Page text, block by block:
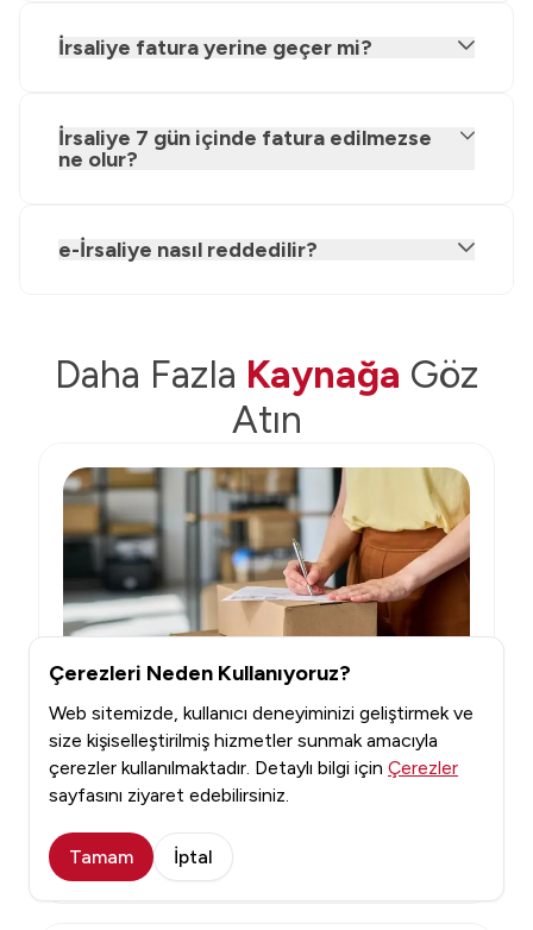
Çerezleri Neden Kullanıyoruz?
Web sitemizde, kullanıcı deneyiminizi geliştirmek ve
size kişiselleştirilmiş hizmetler sunmak amacıyla
çerezler kullanılmaktadır. Detaylı bilgi için Çerezler
sayfasını ziyaret edebilirsiniz.
Tamam İptal
İrsaliye fatura yerine geçer mi?
İrsaliye 7 gün içinde fatura edilmezse
ne olur?
e-İrsaliye nasıl reddedilir?
Daha Fazla Kaynağa Göz
Atın
Dijital Dönüşüm
e-İrsaliye Nedir?
e-irsaliye, mal sevkiyatında dijital ortamda kesilen bir
belgedir. Bu belgenin detayları ise yazımızda yer
almaktadır.
Devamını Oku